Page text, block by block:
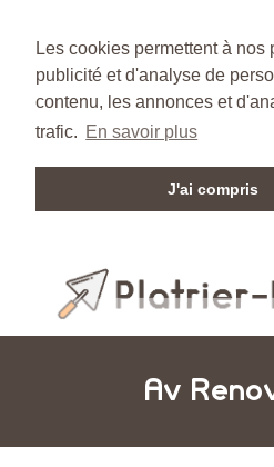
Les cookies permettent à nos
publicité et d'analyse de
contenu, les annonces et
trafic. En savoir plus
J'ai compris
Av